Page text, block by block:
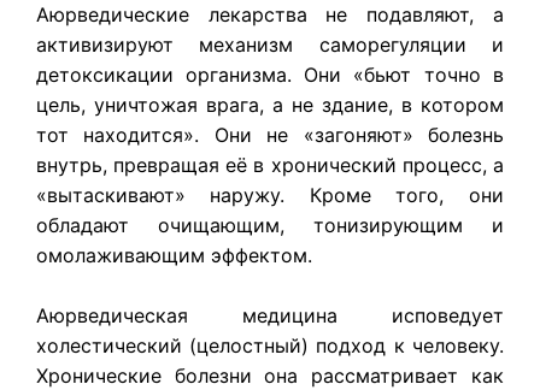
Аюрведические лекарства не подавляют, а
активизируют механизм саморегуляции и
детоксикации организма. Они «бьют точно в
цель, уничтожая врага, а не здание, в котором
тот находится». Они не «загоняют» болезнь
внутрь, превращая её в хронический процесс, а
«вытаскивают» наружу. Кроме того, они
обладают очищающим, тонизирующим и
омолаживающим эффектом.
Аюрведическая медицина исповедует
холестический (целостный) подход к человеку.
Хронические болезни она рассматривает как